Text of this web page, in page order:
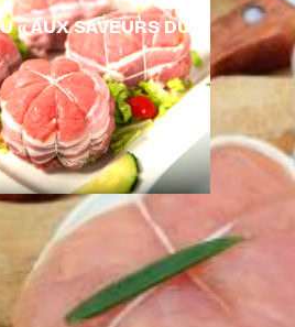
« AUX SAVEURS DU